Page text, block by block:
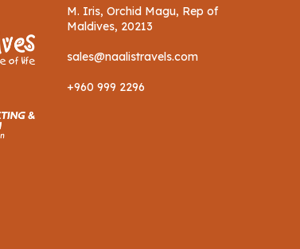
M. Iris, Orchid Magu, Rep of
Maldives, 20213
sales@naalistravels.com
+960 999 2296